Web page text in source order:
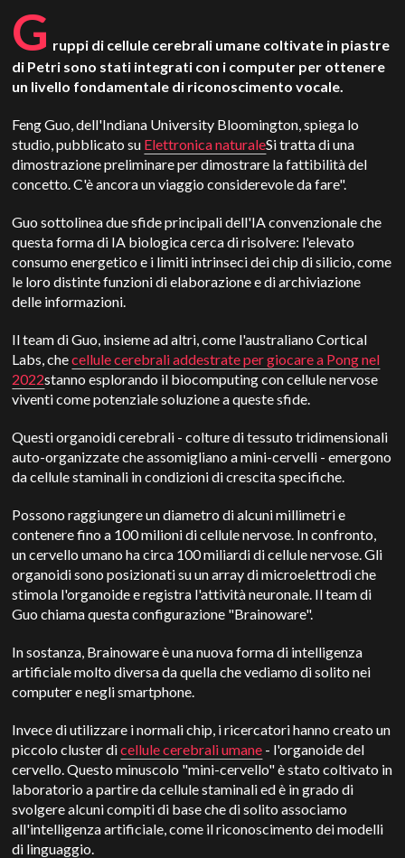
G ruppi di cellule cerebrali umane coltivate in piastre
di Petri sono stati integrati con i computer per ottenere
un livello fondamentale di riconoscimento vocale.
Feng Guo, dell'Indiana University Bloomington, spiega lo
studio, pubblicato su Elettronica naturaleSi tratta di una
dimostrazione preliminare per dimostrare la fattibilità del
concetto.C'è ancora un viaggio considerevole da fare".
Guo sottolinea due sfide principali dell'IA convenzionale che
questa forma di IA biologica cerca di risolvere: l'elevato
consumo energetico e i limiti intrinseci dei chip di silicio, come
le loro distinte funzioni di elaborazione e di archiviazione
delle informazioni.
Il team di Guo, insieme ad altri, come l'australiano Cortical
Labs, checellule cerebrali addestrate per giocare a Pong nel
2022stanno esplorando il biocomputing con cellule nervose
viventi come potenziale soluzione a queste sfide.
Questi organoidi cerebrali - colture di tessuto tridimensionali
auto-organizzate che assomigliano a mini-cervelli - emergono
da cellule staminali in condizioni di crescita specifiche.
Possono raggiungere un diametro di alcuni millimetri e
contenere fino a 100 milioni di cellule nervose. In confronto,
un cervello umano ha circa 100 miliardi di cellule nervose. Gli
organoidi sono posizionati su un array di microelettrodi che
stimola l'organoide e registra l'attività neuronale. Il team di
Guo chiama questa configurazione "Brainoware".
In sostanza, Brainoware è una nuova forma di intelligenza
artificiale molto diversa da quella che vediamo di solito nei
computer e negli smartphone.
Invece di utilizzare i normali chip, i ricercatori hanno creato un
piccolo cluster dicellule cerebrali umane - l'organoide del
cervello. Questo minuscolo "mini-cervello" è stato coltivato in
laboratorio a partire da cellule staminali ed è in grado di
svolgere alcuni compiti di base che di solito associamo
all'intelligenza artificiale, come il riconoscimento dei modelli
di linguaggio.